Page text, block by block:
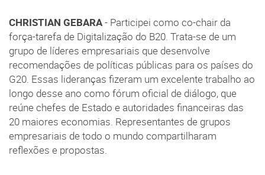
CHRISTIAN GEBARA- Participei como co-chair da
força-tarefa de Digitalização do B20. Trata-se de um
grupo de líderes empresariais que desenvolve
recomendações de políticas públicas para os países do
G20. Essas lideranças fizeram um excelente trabalho ao
longo desse ano como fórum oficial de diálogo, que
reúne chefes de Estado e autoridades financeiras das
20 maiores economias. Representantes de grupos
empresariais de todo o mundo compartilharam
reflexões e propostas.